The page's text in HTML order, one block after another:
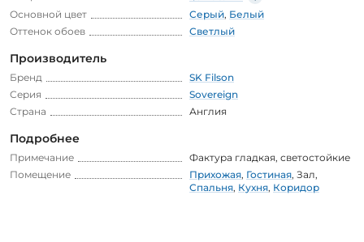
Основной цвет
Серый, Белый
Оттенок обоев
Светлый
Производитель
Бренд
SK Filson
Серия
Sovereign
Страна
Англия
Подробнее
Примечание
Фактура гладкая, светостойкие
Помещение
Прихожая, Гостиная, Зал,
Спальня, Кухня, Коридор